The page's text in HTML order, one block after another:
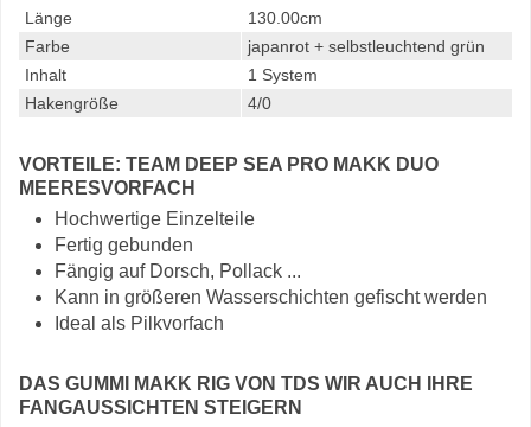
Länge
130.00cm
Farbe
japanrot + selbstleuchtend grün
Inhalt
1 System
Hakengröße
4/0
VORTEILE: TEAM DEEP SEA PRO MAKK DUO
MEERESVORFACH
Hochwertige Einzelteile
Fertig gebunden
Fängig auf Dorsch, Pollack ...
Kann in größeren Wasserschichten gefischt werden
Ideal als Pilkvorfach
DAS GUMMI MAKK RIG VON TDS WIR AUCH IHRE
FANGAUSSICHTEN STEIGERN